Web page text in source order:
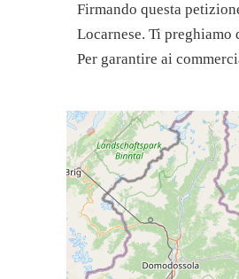
Firmando questa
Locarnese. Ti
Per garantire ai